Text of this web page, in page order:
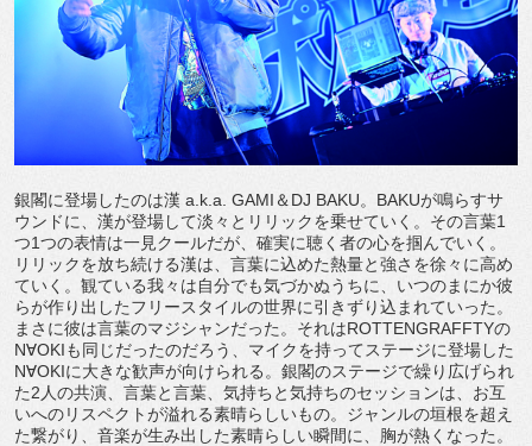
銀閣に登場したのは漢 a.k.a. GAMI＆DJ BAKU。BAKUが鳴らすサ
ウンドに、漢が登場して淡々とリリックを乗せていく。その言葉1
つ1つの表情は一見クールだが、確実に聴く者の心を掴んでいく。
リリックを放ち続ける漢は、言葉に込めた熱量と強さを徐々に高め
ていく。観ている我々は自分でも気づかぬうちに、いつのまにか彼
らが作り出したフリースタイルの世界に引きずり込まれていった。
まさに彼は言葉のマジシャンだった。それはROTTENGRAFFTYの
N∀OKIも同じだったのだろう、マイクを持ってステージに登場した
N∀OKIに大きな歓声が向けられる。銀閣のステージで繰り広げられ
た2人の共演、言葉と言葉、気持ちと気持ちのセッションは、お互
いへのリスペクトが溢れる素晴らしいもの。ジャンルの垣根を超え
た繋がり、音楽が生み出した素晴らしい瞬間に、胸が熱くなった。